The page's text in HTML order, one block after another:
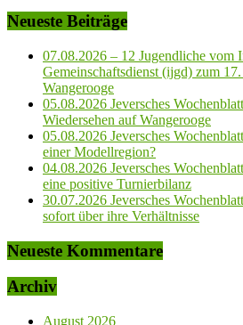
Neueste Beiträge
07.08.2026 – 12 Jugendliche vom
Gemeinschaftsdienst (ijgd) zum
Wangerooge
05.08.2026 Jeversches
Wiedersehen auf Wangerooge
05.08.2026 Jeversches
einer Modellregion?
04.08.2026 Jeversches
eine positive Turnierbilanz
30.07.2026 Jeversches
sofort über ihre Verhältnisse
Neueste Kommentare
Archiv
August 2026